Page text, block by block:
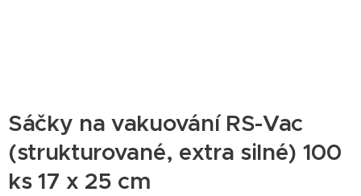
Sáčky na vakuování RS-Vac
(strukturované, extra silné) 100
ks 17 x 25 cm